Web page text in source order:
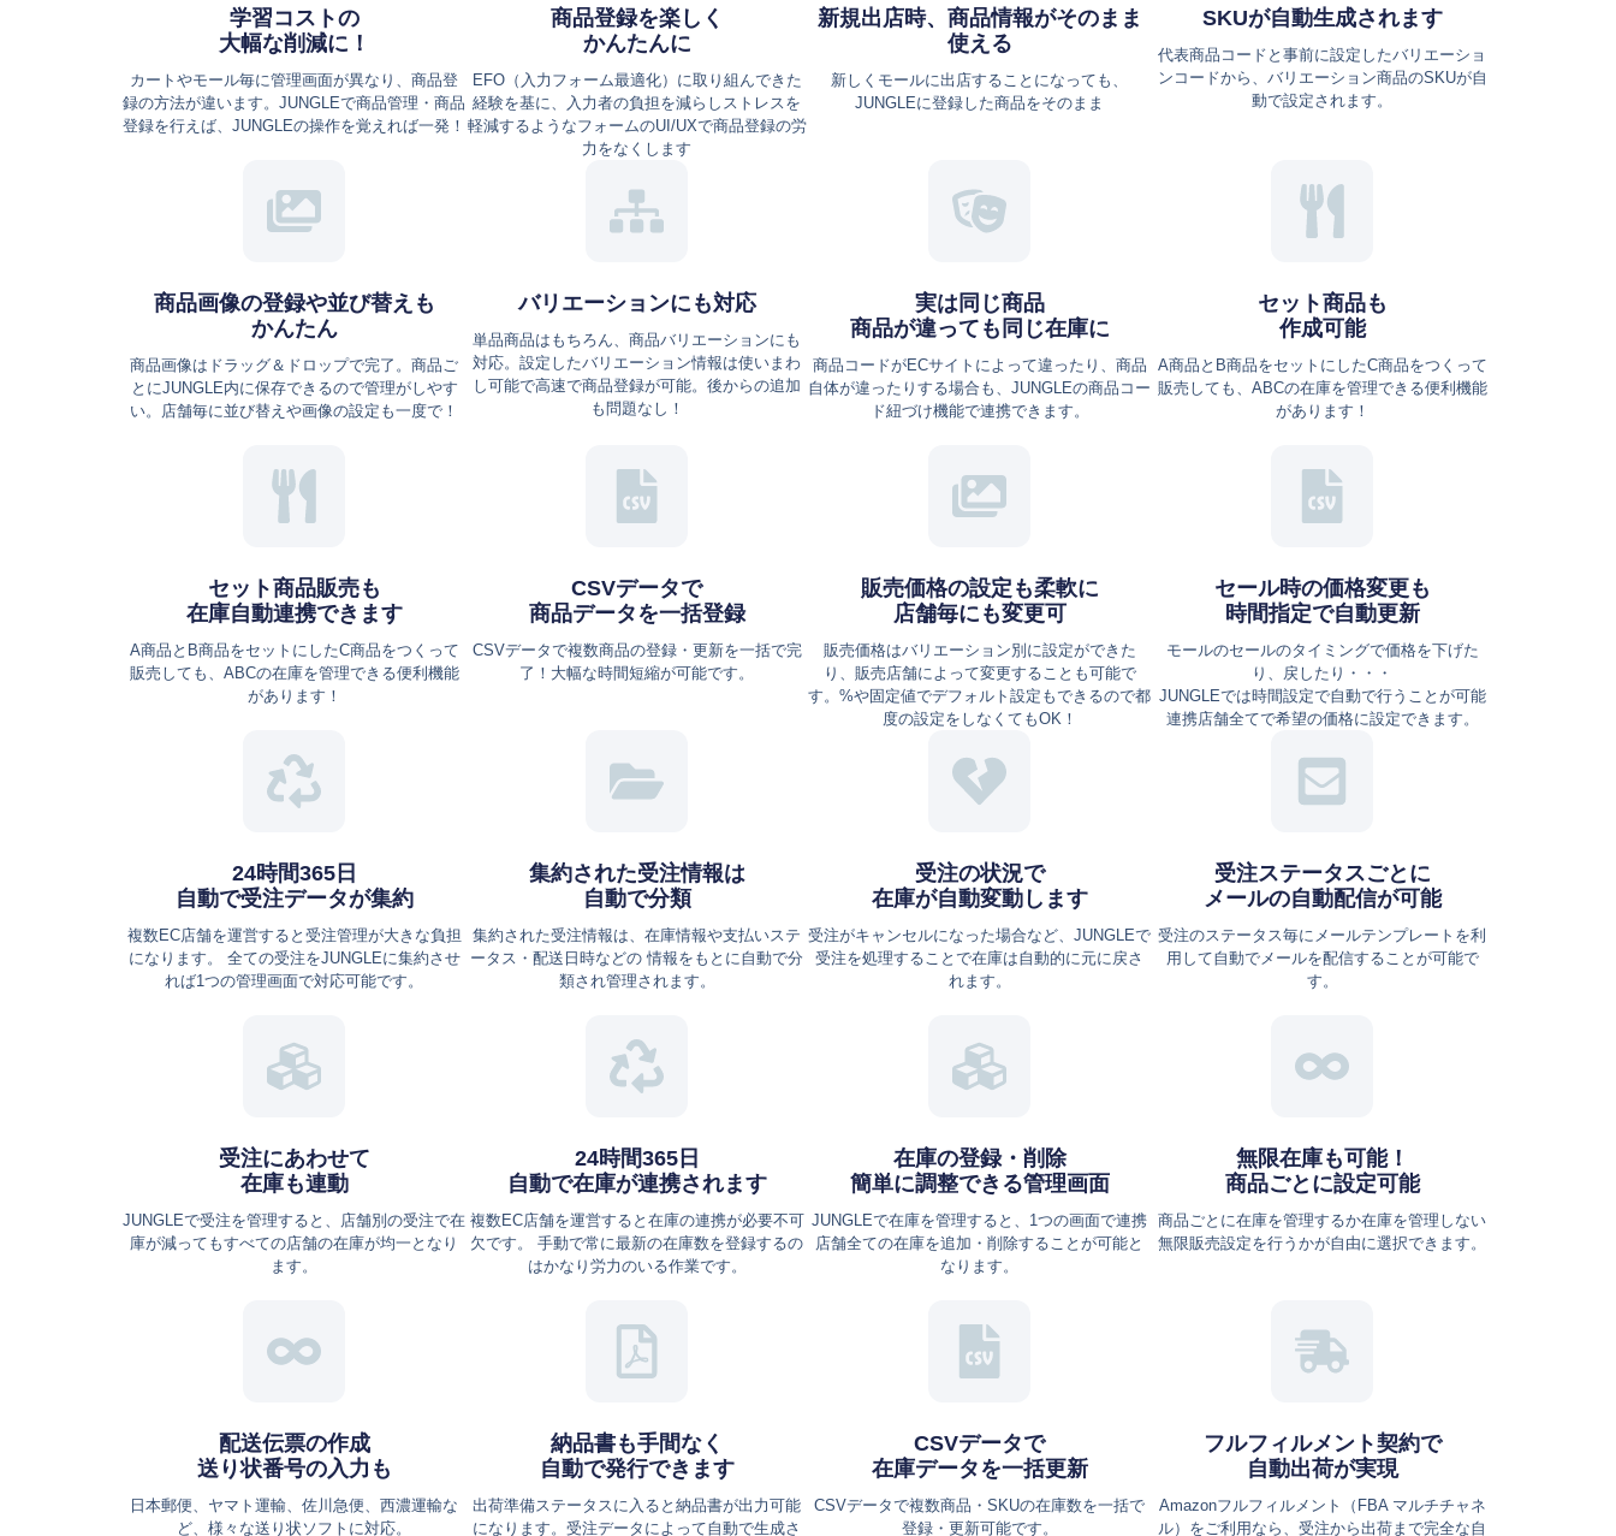
学習コストの
大幅な削減に！
カートやモール毎に管理画面が異なり、商品登
録の方法が違います。JUNGLEで商品管理・商品
登録を行えば、JUNGLEの操作を覚えれば一発！
商品登録を楽しく
かんたんに
EFO（⼊⼒フォーム最適化）に取り組んできた
経験を基に、⼊⼒者の負担を減らしストレスを
軽減するようなフォームのUI/UXで商品登録の労
力をなくします
新規出店時、商品情報がそのまま
使える
新しくモールに出店することになっても、
JUNGLEに登録した商品をそのまま
SKUが自動生成されます
代表商品コードと事前に設定したバリエーショ
ンコードから、バリエーション商品のSKUが自
動で設定されます。
商品画像の登録や並び替えも
かんたん
商品画像はドラッグ＆ドロップで完了。商品ご
とにJUNGLE内に保存できるので管理がしやす
い。店舗毎に並び替えや画像の設定も一度で！
バリエーションにも対応
単品商品はもちろん、商品バリエーションにも
対応。設定したバリエーション情報は使いまわ
し可能で高速で商品登録が可能。後からの追加
も問題なし！
実は同じ商品
商品が違っても同じ在庫に
商品コードがECサイトによって違ったり、商品
自体が違ったりする場合も、JUNGLEの商品コー
ド紐づけ機能で連携できます。
セット商品も
作成可能
A商品とB商品をセットにしたC商品をつくって
販売しても、ABCの在庫を管理できる便利機能
があります！
セット商品販売も
在庫自動連携できます
A商品とB商品をセットにしたC商品をつくって
販売しても、ABCの在庫を管理できる便利機能
があります！
CSVデータで
商品データを一括登録
CSVデータで複数商品の登録・更新を一括で完
了！大幅な時間短縮が可能です。
販売価格の設定も柔軟に
店舗毎にも変更可
販売価格はバリエーション別に設定ができた
り、販売店舗によって変更することも可能で
す。%や固定値でデフォルト設定もできるので都
度の設定をしなくてもOK！
セール時の価格変更も
時間指定で自動更新
モールのセールのタイミングで価格を下げた
り、戻したり・・・
JUNGLEでは時間設定で自動で行うことが可能
連携店舗全てで希望の価格に設定できます。
24時間365日
自動で受注データが集約
複数EC店舗を運営すると受注管理が大きな負担
になります。 全ての受注をJUNGLEに集約させ
れば1つの管理画面で対応可能です。
集約された受注情報は
⾃動で分類
集約された受注情報は、在庫情報や⽀払いステ
ータス・配送⽇時などの 情報をもとに⾃動で分
類され管理されます。
受注の状況で
在庫が自動変動します
受注がキャンセルになった場合など、JUNGLEで
受注を処理することで在庫は自動的に元に戻さ
れます。
受注ステータスごとに
メールの自動配信が可能
受注のステータス毎にメールテンプレートを利
用して自動でメールを配信することが可能で
す。
受注にあわせて
在庫も連動
JUNGLEで受注を管理すると、店舗別の受注で在
庫が減ってもすべての店舗の在庫が均一となり
ます。
24時間365日
自動で在庫が連携されます
複数EC店舗を運営すると在庫の連携が必要不可
欠です。 手動で常に最新の在庫数を登録するの
はかなり労力のいる作業です。
在庫の登録・削除
簡単に調整できる管理画面
JUNGLEで在庫を管理すると、1つの画面で連携
店舗全ての在庫を追加・削除することが可能と
なります。
無限在庫も可能！
商品ごとに設定可能
商品ごとに在庫を管理するか在庫を管理しない
無限販売設定を行うかが自由に選択できます。
配送伝票の作成
送り状番号の入力も
日本郵便、ヤマト運輸、佐川急便、西濃運輸な
ど、様々な送り状ソフトに対応。
納品書も手間なく
自動で発行できます
出荷準備ステータスに入ると納品書が出力可能
になります。受注データによって自動で生成さ
CSVデータで
在庫データを一括更新
CSVデータで複数商品・SKUの在庫数を一括で
登録・更新可能です。
フルフィルメント契約で
自動出荷が実現
Amazonフルフィルメント（FBA マルチチャネ
ル）をご利用なら、受注から出荷まで完全な自